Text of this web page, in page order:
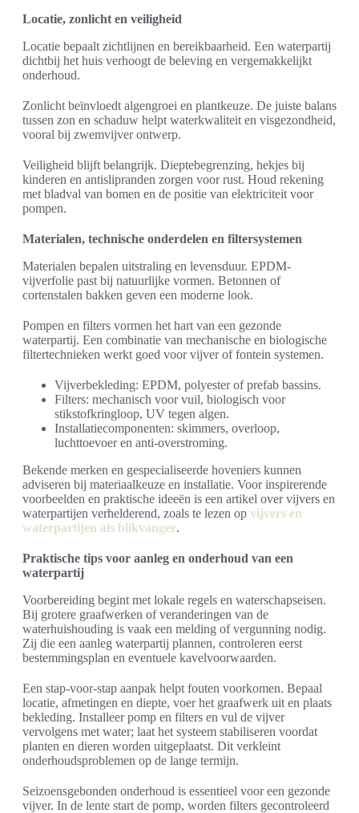
Locatie, zonlicht en veiligheid
Locatie bepaalt zichtlijnen en bereikbaarheid. Een waterpartij
dichtbij het huis verhoogt de beleving en vergemakkelijkt
onderhoud.
Zonlicht beïnvloedt algengroei en plantkeuze. De juiste balans
tussen zon en schaduw helpt waterkwaliteit en visgezondheid,
vooral bij zwemvijver ontwerp.
Veiligheid blijft belangrijk. Dieptebegrenzing, hekjes bij
kinderen en antislipranden zorgen voor rust. Houd rekening
met bladval van bomen en de positie van elektriciteit voor
pompen.
Materialen, technische onderdelen en filtersystemen
Materialen bepalen uitstraling en levensduur. EPDM-
vijverfolie past bij natuurlijke vormen. Betonnen of
cortenstalen bakken geven een moderne look.
Pompen en filters vormen het hart van een gezonde
waterpartij. Een combinatie van mechanische en biologische
filtertechnieken werkt goed voor vijver of fontein systemen.
Vijverbekleding: EPDM, polyester of prefab bassins.
Filters: mechanisch voor vuil, biologisch voor
stikstofkringloop, UV tegen algen.
Installatiecomponenten: skimmers, overloop,
luchttoevoer en anti-overstroming.
Bekende merken en gespecialiseerde hoveniers kunnen
adviseren bij materiaalkeuze en installatie. Voor inspirerende
voorbeelden en praktische ideeën is een artikel over vijvers en
waterpartijen verhelderend, zoals te lezen op vijvers en
waterpartijen als blikvanger.
Praktische tips voor aanleg en onderhoud van een
waterpartij
Voorbereiding begint met lokale regels en waterschapseisen.
Bij grotere graafwerken of veranderingen van de
waterhuishouding is vaak een melding of vergunning nodig.
Zij die een aanleg waterpartij plannen, controleren eerst
bestemmingsplan en eventuele kavelvoorwaarden.
Een stap-voor-stap aanpak helpt fouten voorkomen. Bepaal
locatie, afmetingen en diepte, voer het graafwerk uit en plaats
bekleding. Installeer pomp en filters en vul de vijver
vervolgens met water; laat het systeem stabiliseren voordat
planten en dieren worden uitgeplaatst. Dit verkleint
onderhoudsproblemen op de lange termijn.
Seizoensgebonden onderhoud is essentieel voor een gezonde
vijver. In de lente start de pomp, worden filters gecontroleerd